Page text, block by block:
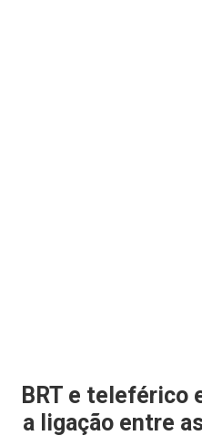
BRT e teleférico
a ligação entre